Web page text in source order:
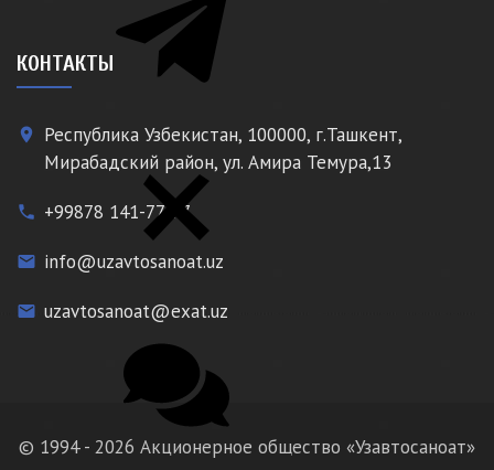
КОНТАКТЫ
place
Республика Узбекистан, 100000, г.Ташкент,
Мирабадский район, ул. Амира Темура,13
phone +99878 141-77-77
email info@uzavtosanoat.uz
email uzavtosanoat@exat.uz
© 1994 - 2026 Акционерное общество «Узавтосаноат»